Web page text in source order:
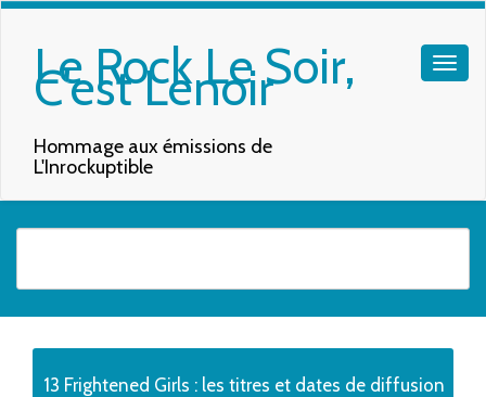
Le Rock Le Soir,
C'est Lenoir
Hommage aux émissions de
L'Inrockuptible
13 Frightened Girls : les titres et dates de diffusion